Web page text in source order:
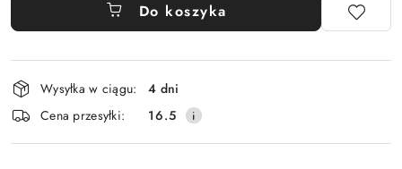
Do koszyka
Dostępność
i
dostawa
Wysyłka w ciągu:
4 dni
Cena przesyłki:
16.5